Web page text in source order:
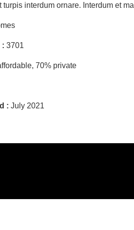
interdum ornare. Interdum et
: 3701
70% private
: July 2021